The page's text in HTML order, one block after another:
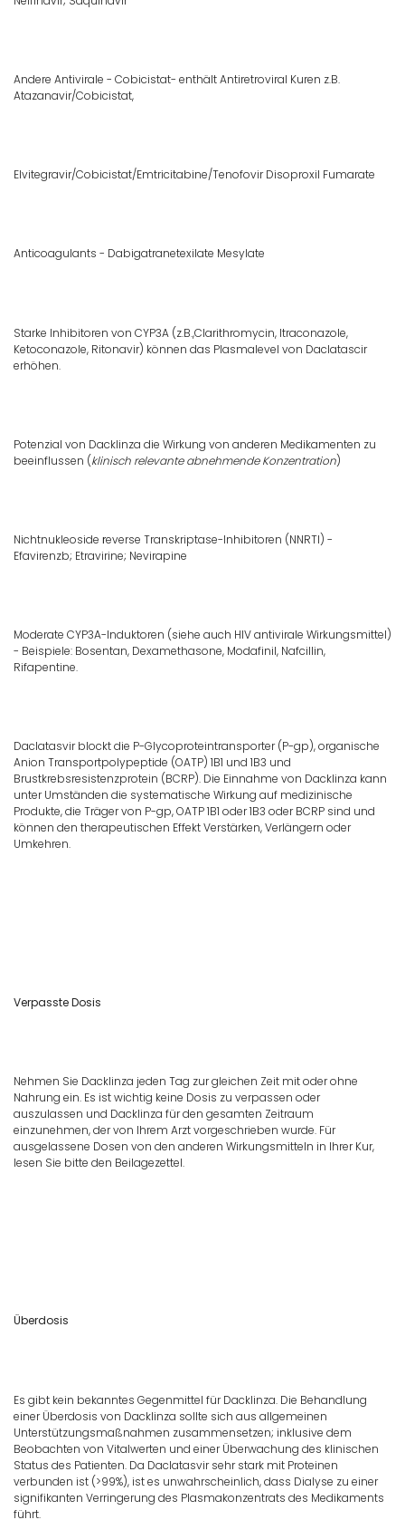
Andere Antivirale - Cobicistat- enthält Antiretroviral Kuren z.B.
Atazanavir/Cobicistat,
Elvitegravir/Cobicistat/Emtricitabine/Tenofovir Disoproxil Fumarate
Anticoagulants - Dabigatranetexilate Mesylate
Starke Inhibitoren von CYP3A (z.B.,Clarithromycin, Itraconazole,
Ketoconazole, Ritonavir) können das Plasmalevel von Daclatascir
erhöhen.
Potenzial von Dacklinza die Wirkung von anderen Medikamenten zu
beeinflussen (klinisch relevante abnehmende Konzentration)
Nichtnukleoside reverse Transkriptase-Inhibitoren (NNRTI) -
Efavirenzb; Etravirine; Nevirapine
Moderate CYP3A-Induktoren (siehe auch HIV antivirale Wirkungsmittel)
- Beispiele: Bosentan, Dexamethasone, Modafinil, Nafcillin,
Rifapentine.
Daclatasvir blockt die P-Glycoproteintransporter (P-gp), organische
Anion Transportpolypeptide (OATP) 1B1 und 1B3 und
Brustkrebsresistenzprotein (BCRP). Die Einnahme von Dacklinza kann
unter Umständen die systematische Wirkung auf medizinische
Produkte, die Träger von P-gp, OATP 1B1 oder 1B3 oder BCRP sind und
können den therapeutischen Effekt Verstärken, Verlängern oder
Umkehren.
Verpasste Dosis
Nehmen Sie Dacklinza jeden Tag zur gleichen Zeit mit oder ohne
Nahrung ein. Es ist wichtig keine Dosis zu verpassen oder
auszulassen und Dacklinza für den gesamten Zeitraum
einzunehmen, der von Ihrem Arzt vorgeschrieben wurde. Für
ausgelassene Dosen von den anderen Wirkungsmitteln in Ihrer Kur,
lesen Sie bitte den Beilagezettel.
Überdosis
Es gibt kein bekanntes Gegenmittel für Dacklinza. Die Behandlung
einer Überdosis von Dacklinza sollte sich aus allgemeinen
Unterstützungsmaßnahmen zusammensetzen; inklusive dem
Beobachten von Vitalwerten und einer Überwachung des klinischen
Status des Patienten. Da Daclatasvir sehr stark mit Proteinen
verbunden ist (>99%), ist es unwahrscheinlich, dass Dialyse zu einer
signifikanten Verringerung des Plasmakonzentrats des Medikaments
führt.